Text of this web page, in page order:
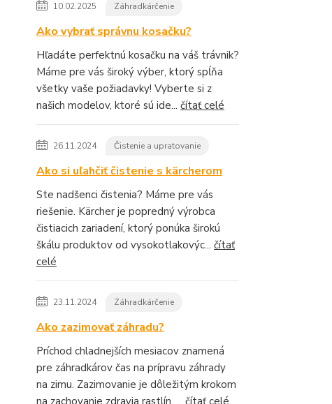
10.02.2025 Záhradkárčenie
Ako vybrať správnu kosačku?
Hľadáte perfektnú kosačku na váš trávnik?
Máme pre vás široký výber, ktorý spĺňa
všetky vaše požiadavky! Vyberte si z
našich modelov, ktoré sú ide... čítať celé
26.11.2024 Čistenie a upratovanie
Ako si uľahčiť čistenie s kärcherom
Ste nadšenci čistenia? Máme pre vás
riešenie. Kärcher je popredný výrobca
čistiacich zariadení, ktorý ponúka širokú
škálu produktov od vysokotlakovýc... čítať
celé
23.11.2024 Záhradkárčenie
Ako zazimovať záhradu?
Príchod chladnejších mesiacov znamená
pre záhradkárov čas na prípravu záhrady
na zimu. Zazimovanie je dôležitým krokom
na zachovanie zdravia rastlín, ... čítať celé